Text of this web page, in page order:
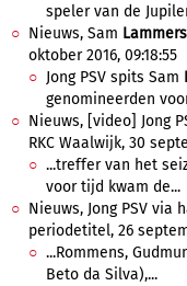
speler van de
Nieuws, Sam Lammers
oktober 2016, 09:18:55
Jong PSV spits Sam
genomineerden
Nieuws, [video] Jong
RKC Waalwijk, 30
...treffer van het
voor tijd kwam de...
Nieuws, Jong PSV via
periodetitel, 26
...Rommens,
Beto da Silva),...